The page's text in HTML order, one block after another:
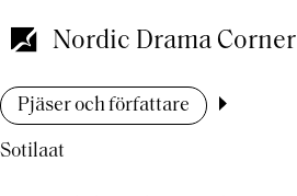
till
huvudinnehåll
Nordic Drama Corner
Länkstig
Pjäser och författare
Sotilaat